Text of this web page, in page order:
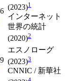
(2023)1
インターネット
世界の統計
(2020)2
エスノローグ
(2023)3
CNNIC / 新華社